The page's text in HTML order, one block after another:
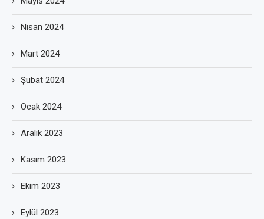
Nisan 2024
Mart 2024
Şubat 2024
Ocak 2024
Aralık 2023
Kasım 2023
Ekim 2023
Eylül 2023